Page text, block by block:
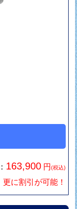
163,900 円(税込)
更に割引が可能！